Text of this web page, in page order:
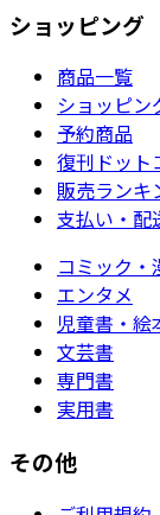
ショッピング
商品一覧
ショッピン
予約商品
復刊ドット
販売ランキ
支払い・配
コミック・
エンタメ
児童書・絵
文芸書
専門書
実用書
その他